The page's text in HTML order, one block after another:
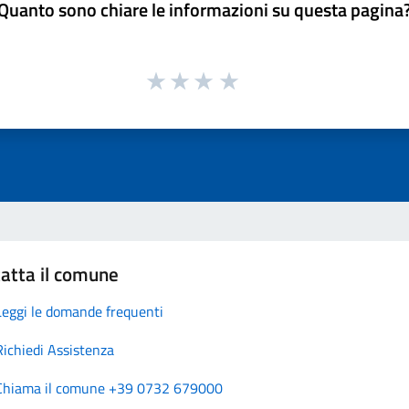
sono chiare le informazioni su questa
il comune
le domande frequenti
Assistenza
il comune +39 0732 679000